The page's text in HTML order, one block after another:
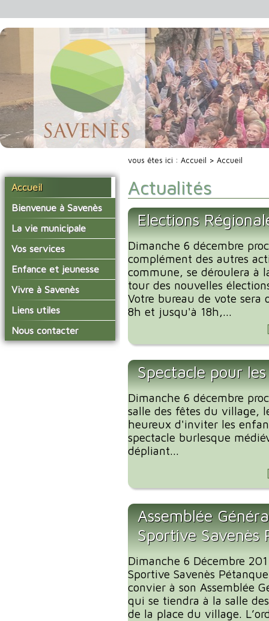
Accueil
Bienvenue à Savenès
Situer Savenès
Savenès en chiffre
L'histoire du village
Actualités de Savenès
sur ladepeche.fr
La vie municipale
Vos élus
Les compte-rendus du
conseil municipal
Les commissions
Les diverses
délégations/syndicats
L'urbanisme
Vos services
La mairie
Le service technique
Les services de l'école
Les installations
municipales
La collecte des ordures
Enfance et jeunesse
L'école primaire
La garderie et la cantine
Le temps périscolaire
La petite enfance
Vivre à Savenès
Agenda Salle des Fetes
Liens utiles
Communauté de
Communes Grand Sud
Tarn et Garonne
Nous contacter
vous êtes ici : Accueil > Accueil
Actualités
Elections
Dimanche 6 décembre
complément des autres
commune, se déroulera à
tour des nouvelles
Votre bureau de vote sera
8h et jusqu'à 18h,...
Spectacle pour
Dimanche 6 décembre
salle des fêtes du village,
heureux d'inviter les
spectacle burlesque
dépliant...
Assemblée
Sportive Savenès
Dimanche 6 Décembre
Sportive Savenès
convier à son Assemblée
qui se tiendra à la salle
de la place du village.